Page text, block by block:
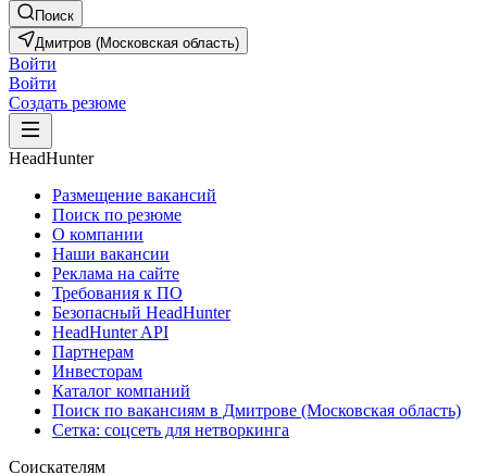
Поиск
Дмитров (Московская область)
Войти
Войти
Создать резюме
HeadHunter
Размещение вакансий
Поиск по резюме
О компании
Наши вакансии
Реклама на сайте
Требования к ПО
Безопасный HeadHunter
HeadHunter API
Партнерам
Инвесторам
Каталог компаний
Поиск по вакансиям в Дмитрове (Московская область)
Сетка: соцсеть для нетворкинга
Соискателям